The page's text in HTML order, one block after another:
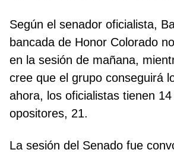
Según el senador oficialista,
bancada de Honor Colorado
en la sesión de mañana,
cree que el grupo conseguirá
ahora, los oficialistas tienen
opositores, 21.
La sesión del Senado fue